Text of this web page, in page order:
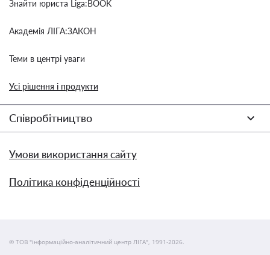
Знайти юриста Liga:BOOK
Академія ЛІГА:ЗАКОН
Теми в центрі уваги
Усі рішення і продукти
Співробітництво
Умови використання сайту
Політика конфіденційності
© ТОВ "інформаційно-аналітичний центр ЛІГА", 1991-2026.